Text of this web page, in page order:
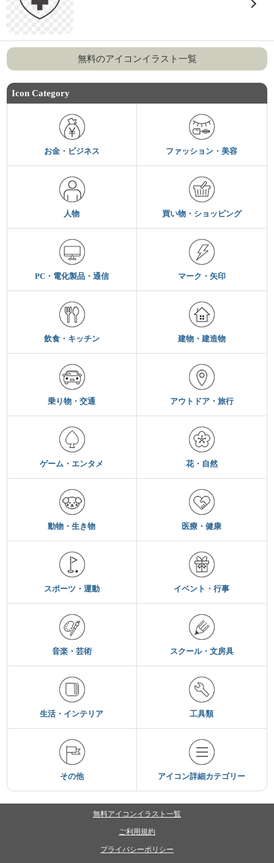
無料のアイコンイラスト一覧
Icon Category
お金・ビジネス ファッション・美容
人物 買い物・ショッピング
PC・電化製品・通信 マーク・矢印
飲食・キッチン 建物・建造物
乗り物・交通 アウトドア・旅行
ゲーム・エンタメ 花・自然
動物・生き物 医療・健康
スポーツ・運動 イベント・行事
音楽・芸術 スクール・文房具
生活・インテリア 工具類
その他 アイコン詳細カテゴリー
無料アイコンイラスト一覧
ご利用規約
プライバシーポリシー